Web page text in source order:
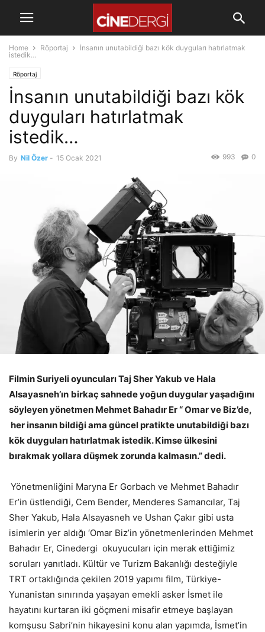
Home Röportaj
İnsanın unutabildiği bazı kök duyguları hatırlatmak
istedik…
Röportaj
İnsanın unutabildiği bazı kök
duyguları hatırlatmak
istedik…
By Nil Özer - 15 Ocak 2021 0
993
Filmin Suriyeli oyuncularıTaj Sher Yakub ve Hala
Alsayasneh’ın birkaç sahnede yoğun duygular yaşadığını
söyleyen yönetmen Mehmet Bahadır Er “ Omar ve Biz’de,
her insanın bildiği ama güncel pratikte unutabildiği bazı
kök duyguları hatırlatmak istedik. Kimse ülkesini
bırakmak yollara düşmek zorunda kalmasın.” dedi.
Yönetmenliğini Maryna Er Gorbach ve Mehmet Bahadır
Er’in üstlendiği, Cem Bender, Menderes Samancılar, Taj
Sher Yakub, Hala Alsayasneh ve Ushan Çakır gibi usta
isimlerin yer aldığı ‘Omar Biz’in yönetmenlerinden Mehmet
Bahadır Er, Cinedergi okuyucuları için merak ettiğimiz
soruları yanıtladı. Kültür ve Turizm Bakanlığı desteğiyle
TRT ortaklığında çekilen 2019 yapımı film, Türkiye-
Yunanistan sınırında yaşayan emekli asker İsmet ile
hayatını kurtaran iki göçmeni misafir etmeye başlayan
komşusu Sabri’nin hikayesini konu alan yapımda, İsmet’in